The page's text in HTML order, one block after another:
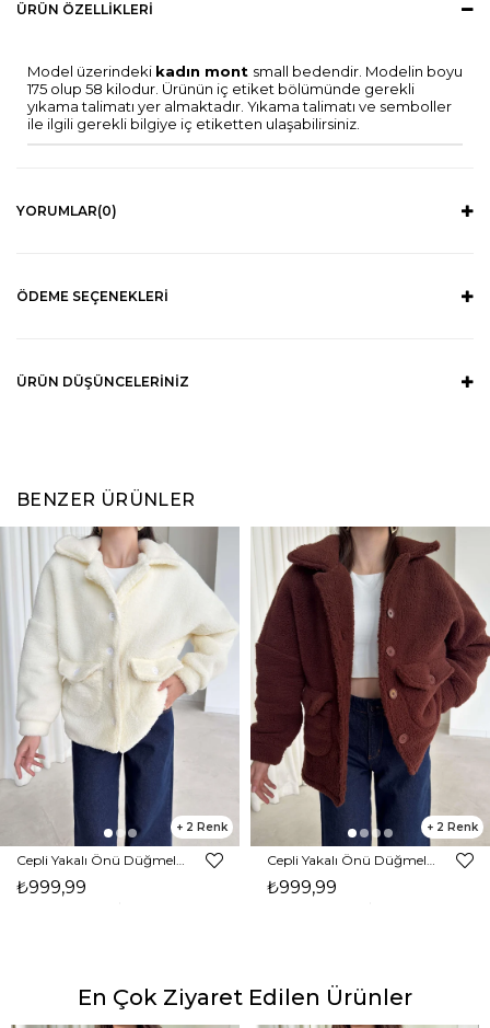
ÜRÜN ÖZELLIKLERI
Model üzerindeki kadın mont small bedendir. Modelin boyu
175 olup 58 kilodur. Ürünün iç etiket bölümünde gerekli
yıkama talimatı yer almaktadır. Yıkama talimatı ve semboller
ile ilgili gerekli bilgiye iç etiketten ulaşabilirsiniz.
YORUMLAR(0)
ÖDEME SEÇENEKLERI
ÜRÜN DÜŞÜNCELERINIZ
BENZER ÜRÜNLER
2
₺999,99
2
₺999,99
En Çok Ziyaret Edilen Ürünler